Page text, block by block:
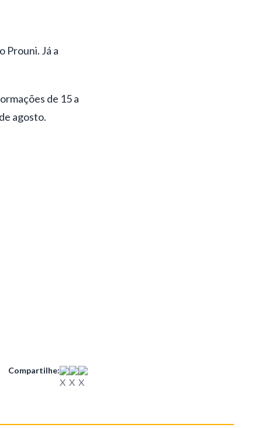
Prouni. Já a
de 15 a
agosto.
Compartilhe: